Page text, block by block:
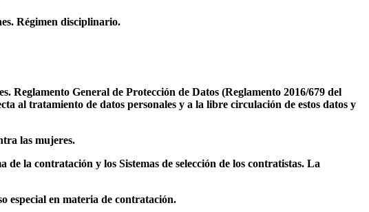
Régimen disciplinario.
Reglamento General de Protección de Datos (Reglamento 2016/679 del
al tratamiento de datos personales y a la libre circulación de estos datos y
las mujeres.
la contratación y los Sistemas de selección de los contratistas. La
especial en materia de contratación.